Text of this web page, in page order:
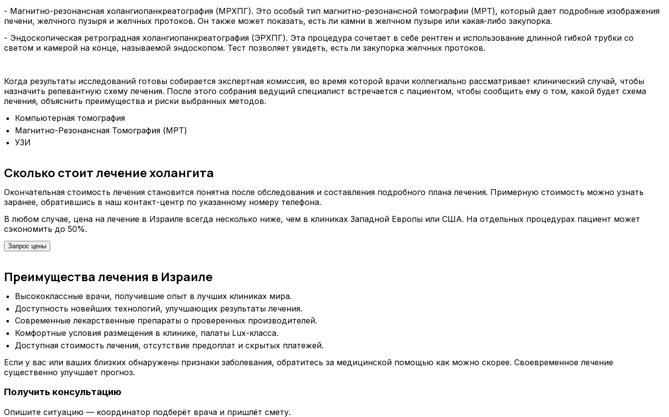
- Магнитно-резонансная холангиопанкреатография (МРХПГ). Это особый тип магнитно-резонансной томографии (МРТ), который дает подробные изображения
печени, желчного пузыря и желчных протоков. Он также может показать, есть ли камни в желчном пузыре или какая-либо закупорка.
- Эндоскопическая ретроградная холангиопанкреатография (ЭРХПГ). Эта процедура сочетает в себе рентген и использование длинной гибкой трубки со
светом и камерой на конце, называемой эндоскопом. Тест позволяет увидеть, есть ли закупорка желчных протоков.
Когда результаты исследований готовы собирается экспертная комиссия, во время которой врачи коллегиально рассматривает клинический случай, чтобы
назначить релевантную схему лечения. После этого собрания ведущий специалист встречается с пациентом, чтобы сообщить ему о том, какой будет схема
лечения, объяснить преимущества и риски выбранных методов.
Компьютерная томография
Магнитно-Резонансная Томография (МРТ)
УЗИ
Сколько стоит лечение холангита
Окончательная стоимость лечения становится понятна после обследования и составления подробного плана лечения. Примерную стоимость можно узнать
заранее, обратившись в наш контакт-центр по указанному номеру телефона.
В любом случае, цена на лечение в Израиле всегда несколько ниже, чем в клиниках Западной Европы или США. На отдельных процедурах пациент может
сэкономить до 50%.
Запрос цены
Преимущества лечения в Израиле
Высококлассные врачи, получившие опыт в лучших клиниках мира.
Доступность новейших технологий, улучшающих результаты лечения.
Современные лекарственные препараты о проверенных производителей.
Комфортные условия размещения в клинике, палаты Lux-класса.
Доступная стоимость лечения, отсутствие предоплат и скрытых платежей.
Если у вас или ваших близких обнаружены признаки заболевания, обратитесь за медицинской помощью как можно скорее. Своевременное лечение
существенно улучшает прогноз.
Получить консультацию
Опишите ситуацию — координатор подберёт врача и пришлёт смету.